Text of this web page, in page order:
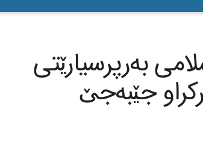
بەرپرسیارێتی
جێبەجێ